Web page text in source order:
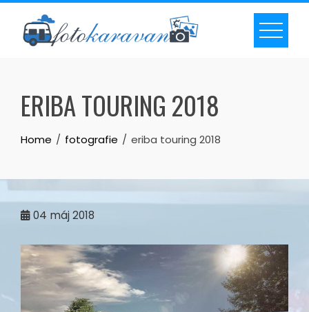
Skip
content
ERIBA TOURING 2018
Home fotografie eriba touring 2018
04 máj 2018